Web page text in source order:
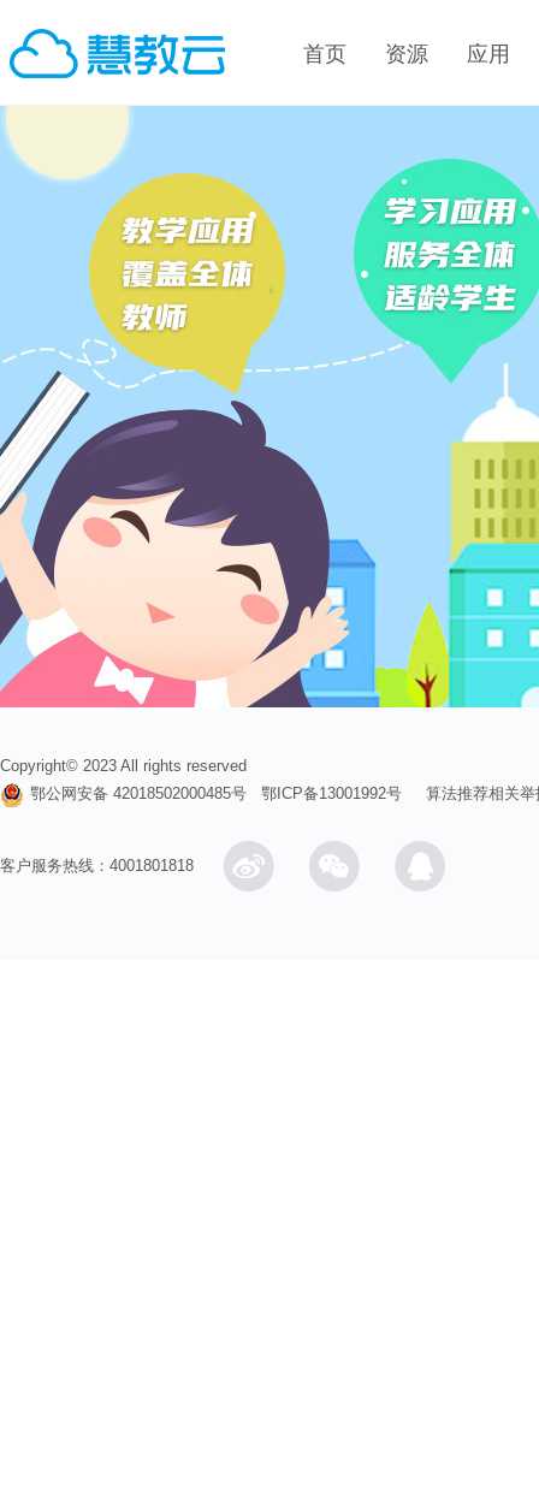
首页 资源 应用
Copyright© 2023 All rights reserved
鄂公网安备 42018502000485号
鄂ICP备13001992号 算法推荐相关举
客户服务热线：4001801818